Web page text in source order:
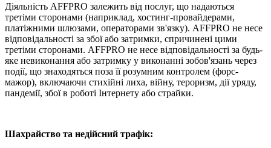
Діяльність AFFPRO залежить від послуг, що надаються
третіми сторонами (наприклад, хостинг-провайдерами,
платіжними шлюзами, операторами зв'язку). AFFPRO не несе
відповідальності за збої або затримки, спричинені цими
третіми сторонами. AFFPRO не несе відповідальності за будь-
яке невиконання або затримку у виконанні зобов'язань через
події, що знаходяться поза її розумним контролем (форс-
мажор), включаючи стихійні лиха, війну, тероризм, дії уряду,
пандемії, збої в роботі Інтернету або страйки.
Шахрайство та недійсний трафік: